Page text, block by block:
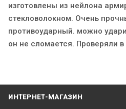
изготовлены из нейлона
стекловолокном. Очень
противоударный. можно
он не сломается. Проверяли
ИНТЕРНЕТ-МАГАЗИН